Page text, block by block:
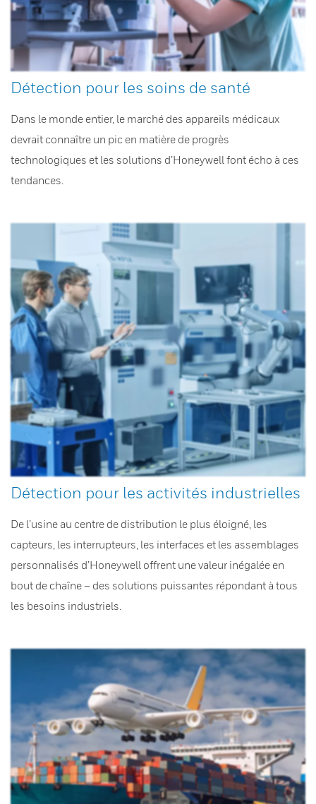
Détection pour les soins de santé
Dans le monde entier, le marché des appareils médicaux
devrait connaître un pic en matière de progrès
technologiques et les solutions d’Honeywell font écho à ces
tendances.
Détection pour les activités industrielles
De l’usine au centre de distribution le plus éloigné, les
capteurs, les interrupteurs, les interfaces et les assemblages
personnalisés d’Honeywell offrent une valeur inégalée en
bout de chaîne – des solutions puissantes répondant à tous
les besoins industriels.